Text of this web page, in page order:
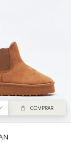
COMPRAR